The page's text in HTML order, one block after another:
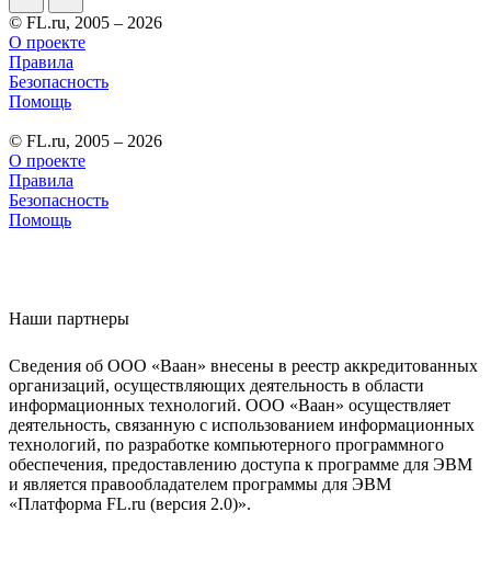
© FL.ru, 2005 – 2026
О проекте
Правила
Безопасность
Помощь
© FL.ru, 2005 – 2026
О проекте
Правила
Безопасность
Помощь
Наши партнеры
Сведения об ООО «Ваан» внесены в реестр аккредитованных
организаций, осуществляющих деятельность в области
информационных технологий. ООО «Ваан» осуществляет
деятельность, связанную с использованием информационных
технологий, по разработке компьютерного программного
обеспечения, предоставлению доступа к программе для ЭВМ
и является правообладателем программы для ЭВМ
«Платформа FL.ru (версия 2.0)».